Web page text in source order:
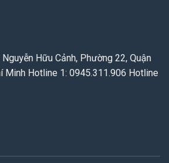
Hữu Cảnh, Phường 22, Quận
Minh Hotline 1: 0945.311.906 Hotline